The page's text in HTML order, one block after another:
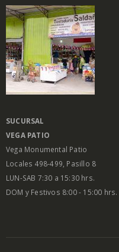
SUCURSAL
VEGA PATIO
Vega Monumental Patio
Locales 498-499, Pasillo 8
LUN-SAB 7:30 a 15:30 hrs.
DOM y Festivos 8:00 - 15:00 hrs.